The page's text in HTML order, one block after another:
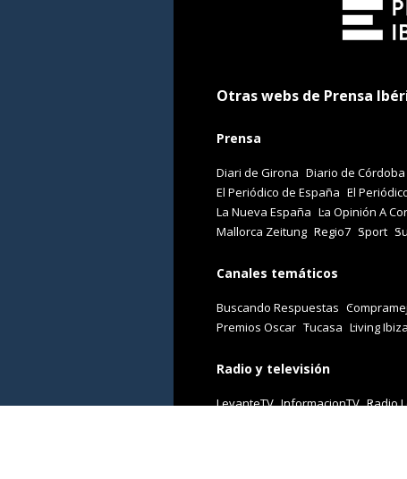
Otras webs de Prensa
Prensa
Diari de Girona Diario de Córdoba
El Periódico de España El
La Nueva España La Opinión A
Mallorca Zeitung Regio7 Sport
Canales temáticos
Buscando Respuestas
Premios Oscar Tucasa Living Ibiza
Radio y televisión
LevanteTV InformacionTV Radio